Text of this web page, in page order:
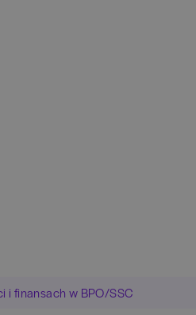
i finansach w BPO/SSC